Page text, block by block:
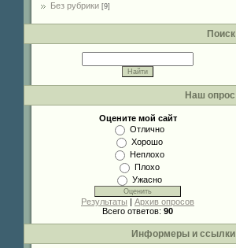
Без рубрики [9]
Поиск
Наш опрос
Оцените мой сайт
Отлично
Хорошо
Неплохо
Плохо
Ужасно
Результаты | Архив опросов
Всего ответов: 90
Информеры и ссылки